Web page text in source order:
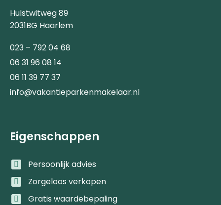
Hulstwitweg 89
2031BG Haarlem
023 – 792 04 68
06 31 96 08 14
06 11 39 77 37
info@vakantieparkenmakelaar.nl
Eigenschappen
Persoonlijk advies
Zorgeloos verkopen
Gratis waardebepaling